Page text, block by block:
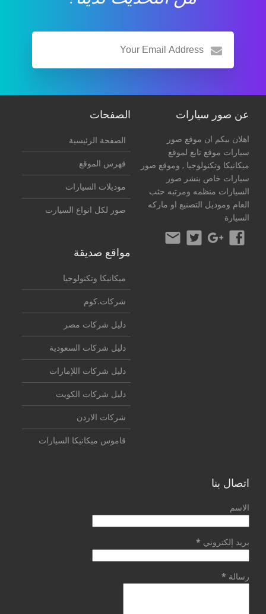
عن صور سيارات
اهلان بيكم ان موقع صور
سيارات موقع تابع لموقع
ميكانيكا وتكنولوجيا , وموقع صور
سيارات خاص بنشر صور
السيارات منظمه ومرتبه حثب
العام وموديل التصنيع او ماركه
السيارة
الصفحات
الصفحة الرئيسية
فهرس الموقع
موديلات السيارات
صور لكل انواع السيارت
مواقع صديقة
ميكانيكا وتكنولوجيا
شركات.كوم
دليل شركات مصر
دليل شركات السعودية
دليل شركات اللإمارات
دليل شركات الكويت
شركات الاردن
قاموس ميكانيكا السيارات
اتصال بنا
الاسم
بريد إلكتروني *
رسالة *